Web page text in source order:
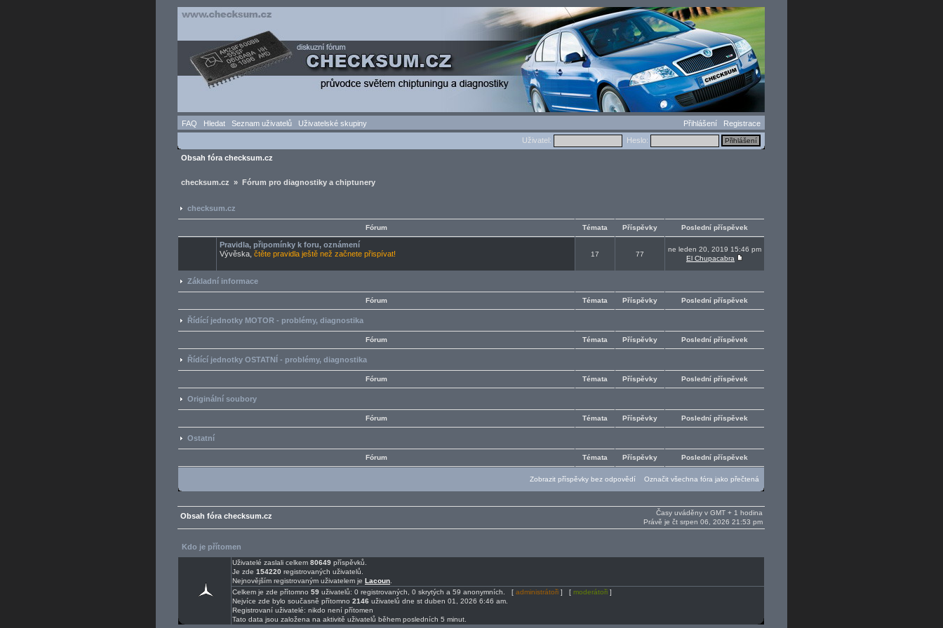
FAQ Hledat Seznam uživatelů Uživatelské skupiny Přihlášení
Registrace
Uživatel:
Heslo:
Obsah fóra checksum.cz
checksum.cz » Fórum pro diagnostiky a chiptunery
checksum.cz
Fórum Témata Příspěvky Poslední příspěvek
Pravidla, připomínky k foru, oznámení
Vývěska, čtěte pravidla ještě než začnete přispívat! 17 77
ne leden 20, 2019 15:46 pm
El Chupacabra
Základní informace
Fórum Témata Příspěvky Poslední příspěvek
Řídící jednotky MOTOR - problémy, diagnostika
Fórum Témata Příspěvky Poslední příspěvek
Řídící jednotky OSTATNÍ - problémy, diagnostika
Fórum Témata Příspěvky Poslední příspěvek
Originální soubory
Fórum Témata Příspěvky Poslední příspěvek
Ostatní
Fórum Témata Příspěvky Poslední příspěvek
Zobrazit příspěvky bez odpovědí Označit všechna fóra jako přečtená
Časy uváděny v GMT + 1 hodina
Právě je čt srpen 06, 2026 21:53 pm
Obsah fóra checksum.cz
Kdo je přítomen
Uživatelé zaslali celkem 80649 příspěvků.
Je zde 154220 registrovaných uživatelů.
Nejnovějším registrovaným uživatelem je Lacoun
Celkem je zde přítomno 59 uživatelů: 0 registrovaných, 0 skrytých a 59 anonymních. [ administrátoři ] [ moderátoři ]
Nejvíce zde bylo současně přítomno 2146 uživatelů dne st duben 01, 2026 6:46 am.
Registrovaní uživatelé: nikdo není přítomen
Tato data jsou založena na aktivitě uživatelů během posledních 5 minut.